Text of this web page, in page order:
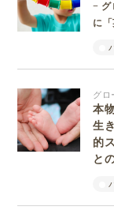
− グ
に
グロ
本
生
的
と